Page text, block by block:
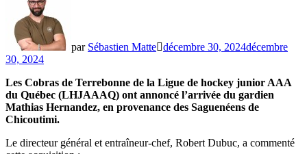
par Sébastien Matte décembre 30, 2024décembre
30, 2024
Les Cobras de Terrebonne de la Ligue de hockey junior AAA
du Québec (LHJAAAQ) ont annoncé l’arrivée du gardien
Mathias Hernandez, en provenance des Saguenéens de
Chicoutimi.
Le directeur général et entraîneur-chef, Robert Dubuc, a commenté